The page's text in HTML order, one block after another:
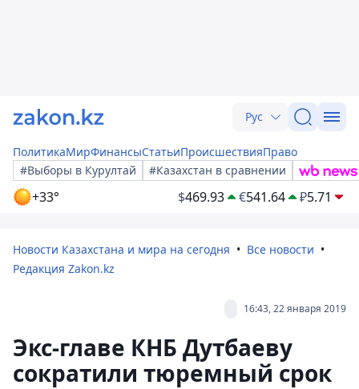
Рус
ПолитикаМирФинансыСтатьиПроисшествияПраво
#Выборы в Курултай
#Казахстан в сравнении
+33° $469.93 €541.64 ₽5.71
Новости Казахстана и мира на сегодня
Все новости
Редакция Zakon.kz
16:43, 22 января 2019
Экс-главе КНБ Дутбаеву
сократили тюремный срок